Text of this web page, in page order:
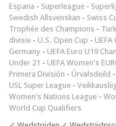
Espana - Superleague -
Swedish Allsvenskan - Swiss
Trophée des Champions -
divisie - U.S. Open Cup -
Germany - UEFA Euro U19
Under 21 - UEFA Women's
Primera División - Úrvalsdeild -
USL Super League -
Women's Nations League -
World Cup Qualifiers